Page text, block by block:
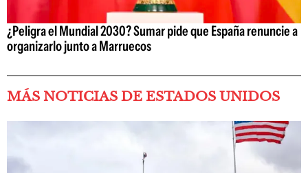
¿Peligra el Mundial 2030? Sumar pide que España renuncie a
organizarlo junto a Marruecos
MÁS NOTICIAS DE ESTADOS UNIDOS